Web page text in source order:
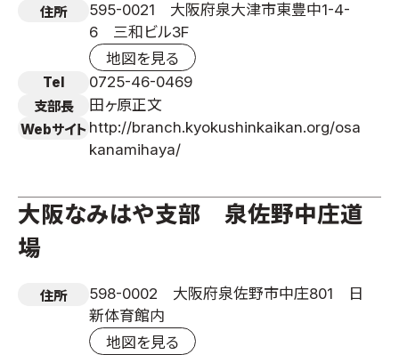
住所
595-0021 大阪府泉大津市東豊中1-4-
6 三和ビル3F
地図を見る
Tel 0725-46-0469
支部長 田ヶ原正文
Webサイト http://branch.kyokushinkaikan.org/osa
kanamihaya/
大阪なみはや支部 泉佐野中庄道
場
住所
598-0002 大阪府泉佐野市中庄801 日
新体育館内
地図を見る